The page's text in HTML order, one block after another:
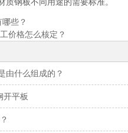
些？
价格怎么核定？
由什么组成的？
开平板